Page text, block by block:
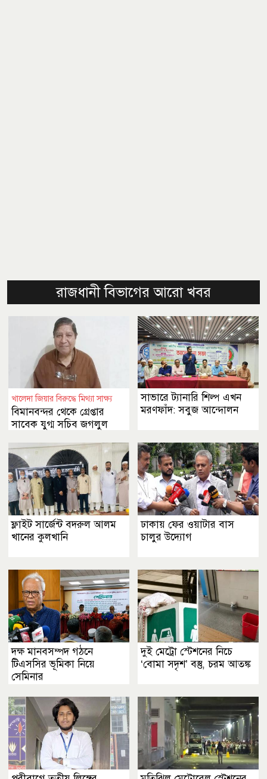
রাজধানী বিভাগের আরো খবর
খালেদা জিয়ার বিরুদ্ধে মিথ্যা সাক্ষ্য
বিমানবন্দর থেকে গ্রেপ্তার
সাবেক যুগ্ম সচিব জগলুল
সাভারে ট্যানারি শিল্প এখন
মরণফাঁদ: সবুজ আন্দোলন
ফ্লাইট সার্জেন্ট বদরুল আলম
খানের কুলখানি
ঢাকায় ফের ওয়াটার বাস
চালুর উদ্যোগ
দক্ষ মানবসম্পদ গঠনে
টিএসসির ভূমিকা নিয়ে
সেমিনার
দুই মেট্রো স্টেশনের নিচে
‘বোমা সদৃশ’ বস্তু, চরম আতঙ্ক